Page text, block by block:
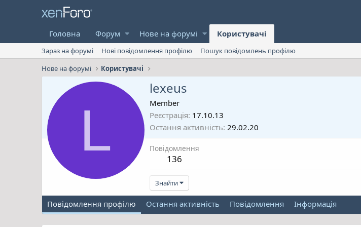
Головна Форум Нове на форумі Користувачі
Зараз на форумі Нові повідомлення профілю
Пошук повідомлень профілю
Нове на форумі
Користувачі
L
lexeus
Member
Реєстрація 17.10.13
Остання активність 29.02.20
Повідомлення
136
Знайти
Повідомлення профілю Остання активність Повідомлення Інформація